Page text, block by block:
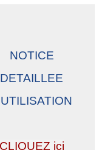
NOTICE
DETAILLEE
CLIQUEZ ici